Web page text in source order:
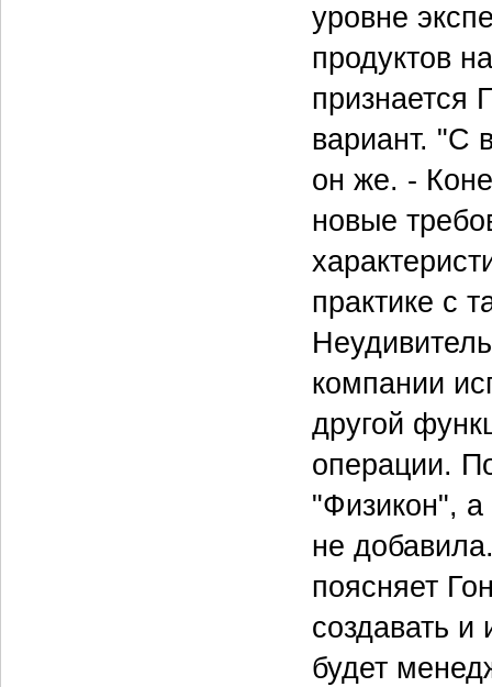
уровне
продуктов
признается
вариант. "С
он же. -
новые
практике с
компании
другой
операции.
"Физикон", а
не
поясняет
создавать и
будет